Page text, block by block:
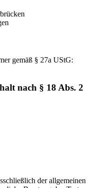
gemäß § 27a UStG:
nach § 18 Abs. 2
der allgemeinen